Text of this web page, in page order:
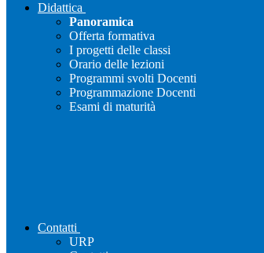
Didattica
Panoramica
Offerta formativa
I progetti delle classi
Orario delle lezioni
Programmi svolti Docenti
Programmazione Docenti
Esami di maturità
Contatti
URP